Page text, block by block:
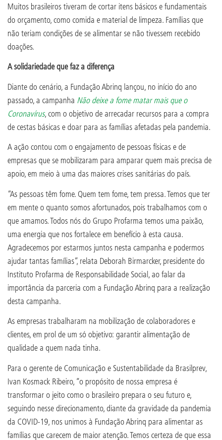
Muitos brasileiros tiveram de cortar itens básicos e fundamentais
do orçamento, como comida e material de limpeza. Famílias que
não teriam condições de se alimentar se não tivessem recebido
doações.
A solidariedade que faz a diferença
Diante do cenário, a Fundação Abrinq lançou, no início do ano
passado, a campanha Não deixe a fome matar mais que o
Coronavírus, com o objetivo de arrecadar recursos para a compra
de cestas básicas e doar para as famílias afetadas pela pandemia.
A ação contou com o engajamento de pessoas físicas e de
empresas que se mobilizaram para amparar quem mais precisa de
apoio, em meio à uma das maiores crises sanitárias do país.
“As pessoas têm fome. Quem tem fome, tem pressa. Temos que ter
em mente o quanto somos afortunados, pois trabalhamos com o
que amamos. Todos nós do Grupo Profarma temos uma paixão,
uma energia que nos fortalece em benefício à esta causa.
Agradecemos por estarmos juntos nesta campanha e podermos
ajudar tantas famílias”, relata Deborah Birmarcker, presidente do
Instituto Profarma de Responsabilidade Social, ao falar da
importância da parceria com a Fundação Abrinq para a realização
desta campanha.
As empresas trabalharam na mobilização de colaboradores e
clientes, em prol de um só objetivo: garantir alimentação de
qualidade a quem nada tinha.
Para o gerente de Comunicação e Sustentabilidade da Brasilprev,
Ivan Kosmack Ribeiro, “o propósito de nossa empresa é
transformar o jeito como o brasileiro prepara o seu futuro e,
seguindo nesse direcionamento, diante da gravidade da pandemia
da COVID-19, nos unimos à Fundação Abrinq para alimentar as
famílias que carecem de maior atenção. Temos certeza de que essa